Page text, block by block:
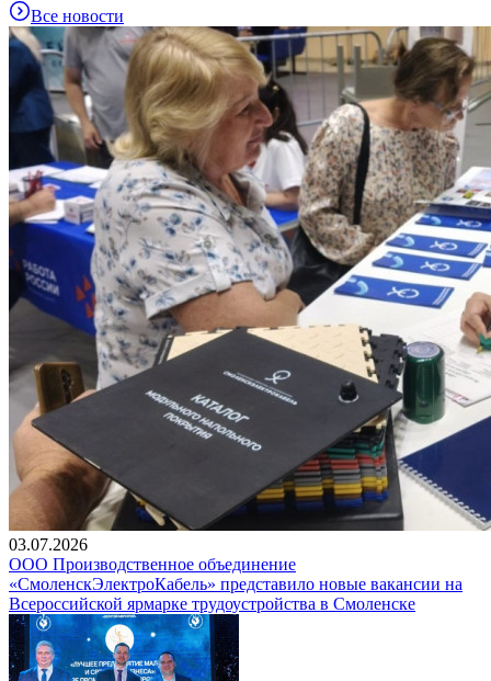
Все новости
03.07.2026
ООО Производственное объединение
«СмоленскЭлектроКабель» представило новые вакансии на
Всероссийской ярмарке трудоустройства в Смоленске